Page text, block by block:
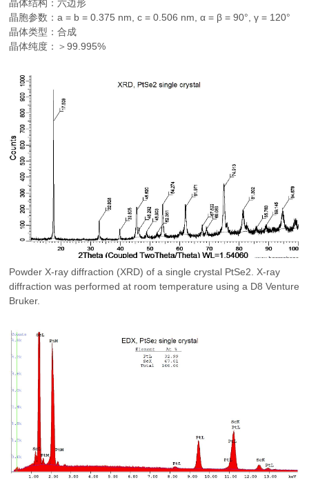
晶体结构：六边形
晶胞参数：a = b = 0.375 nm, c = 0.506 nm, α = β = 90°, γ = 120°
晶体类型：合成
晶体纯度：＞99.995%
Powder X-ray diffraction (XRD) of a single crystal PtSe2. X-ray
diffraction was performed at room temperature using a D8 Venture
Bruker.